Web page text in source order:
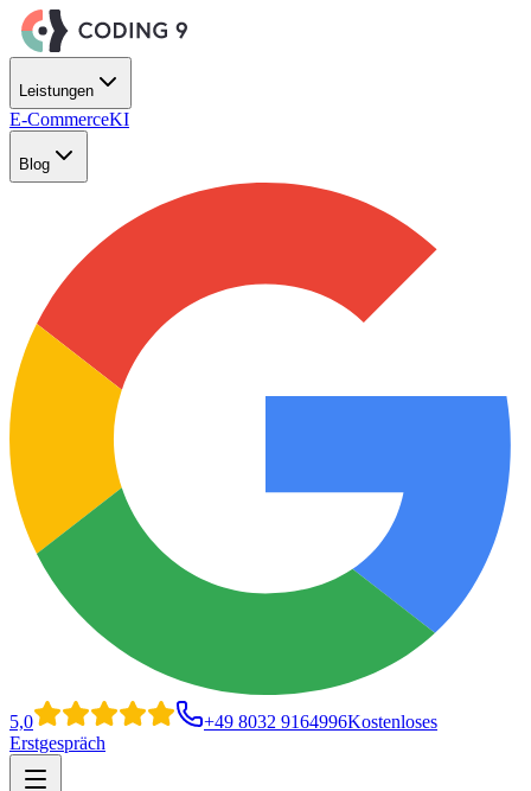
Zum Hauptinhalt springen
Leistungen
E-CommerceKI
Blog
5,0 +49 8032 9164996Kostenloses
Erstgespräch
Open main menu